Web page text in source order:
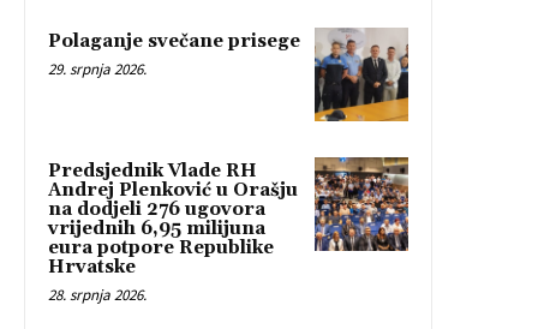
Polaganje svečane prisege
29. srpnja 2026.
Predsjednik Vlade RH
Andrej Plenković u Orašju
na dodjeli 276 ugovora
vrijednih 6,95 milijuna
eura potpore Republike
Hrvatske
28. srpnja 2026.